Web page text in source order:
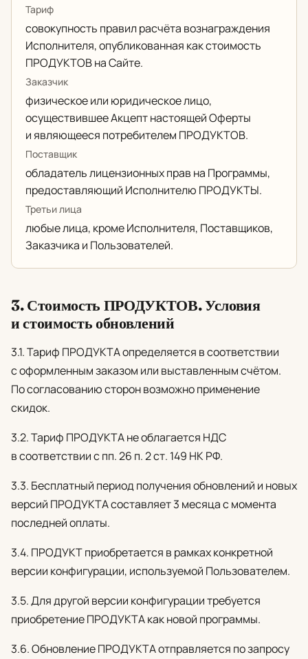
Тариф
совокупность правил расчёта вознаграждения
Исполнителя, опубликованная как стоимость
ПРОДУКТОВ на Сайте.
Заказчик
физическое или юридическое лицо,
осуществившее Акцепт настоящей Оферты
и являющееся потребителем ПРОДУКТОВ.
Поставщик
обладатель лицензионных прав на Программы,
предоставляющий Исполнителю ПРОДУКТЫ.
Третьи лица
любые лица, кроме Исполнителя, Поставщиков,
Заказчика и Пользователей.
3. Стоимость ПРОДУКТОВ. Условия
и стоимость обновлений
3.1. Тариф ПРОДУКТА определяется в соответствии
с оформленным заказом или выставленным счётом.
По согласованию сторон возможно применение
скидок.
3.2. Тариф ПРОДУКТА не облагается НДС
в соответствии с пп. 26 п. 2 ст. 149 НК РФ.
3.3. Бесплатный период получения обновлений и новых
версий ПРОДУКТА составляет 3 месяца с момента
последней оплаты.
3.4. ПРОДУКТ приобретается в рамках конкретной
версии конфигурации, используемой Пользователем.
3.5. Для другой версии конфигурации требуется
приобретение ПРОДУКТА как новой программы.
3.6. Обновление ПРОДУКТА отправляется по запросу